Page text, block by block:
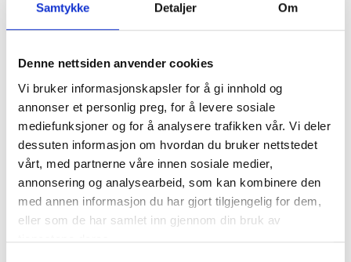
Samtykke Detaljer Om
Denne nettsiden anvender cookies
Vi bruker informasjonskapsler for å gi innhold og
annonser et personlig preg, for å levere sosiale
mediefunksjoner og for å analysere trafikken vår. Vi deler
dessuten informasjon om hvordan du bruker nettstedet
vårt, med partnerne våre innen sosiale medier,
annonsering og analysearbeid, som kan kombinere den
med annen informasjon du har gjort tilgjengelig for dem,
eller som de har samlet inn gjennom din bruk av
tjenestene deres.
VICTRON SmartSolar MPPT 250/60-TR - Solcellsregulator
med BLUETOOTH
SmartSolar-serien från Victron är en mycket praktisk s..
mer info
Produktnummer:
61184
Kategorier:
SmartSolar MPPT,MPPT Regulator,LADDNINGSREGULATOR